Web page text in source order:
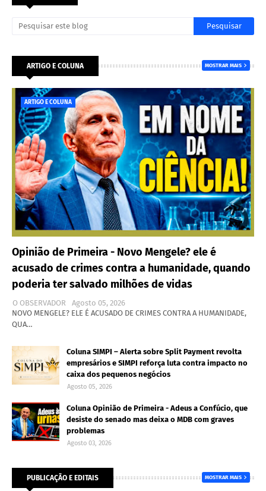
ARTIGO E COLUNA MOSTRAR MAIS
ARTIGO E COLUNA
Opinião de Primeira - Novo Mengele? ele é
acusado de crimes contra a humanidade, quando
poderia ter salvado milhões de vidas
O OBSERVADOR
Agosto 05, 2026
NOVO MENGELE? ELE É ACUSADO DE CRIMES CONTRA A HUMANIDADE,
QUA…
Coluna SIMPI – Alerta sobre Split Payment revolta
empresários e SIMPI reforça luta contra impacto no
caixa dos pequenos negócios
Agosto 05, 2026
Coluna Opinião de Primeira - Adeus a Confúcio, que
desiste do senado mas deixa o MDB com graves
problemas
Agosto 03, 2026
PUBLICAÇÃO E EDITAIS MOSTRAR MAIS